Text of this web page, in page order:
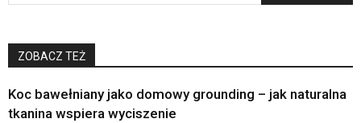
ZOBACZ TEŻ
Koc bawełniany jako domowy grounding – jak naturalna
tkanina wspiera wyciszenie